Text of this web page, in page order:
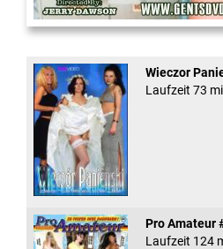
Office Slut Gangbang
Wieczor
Laufzeit 73
Pro Amateur
Laufzeit 124